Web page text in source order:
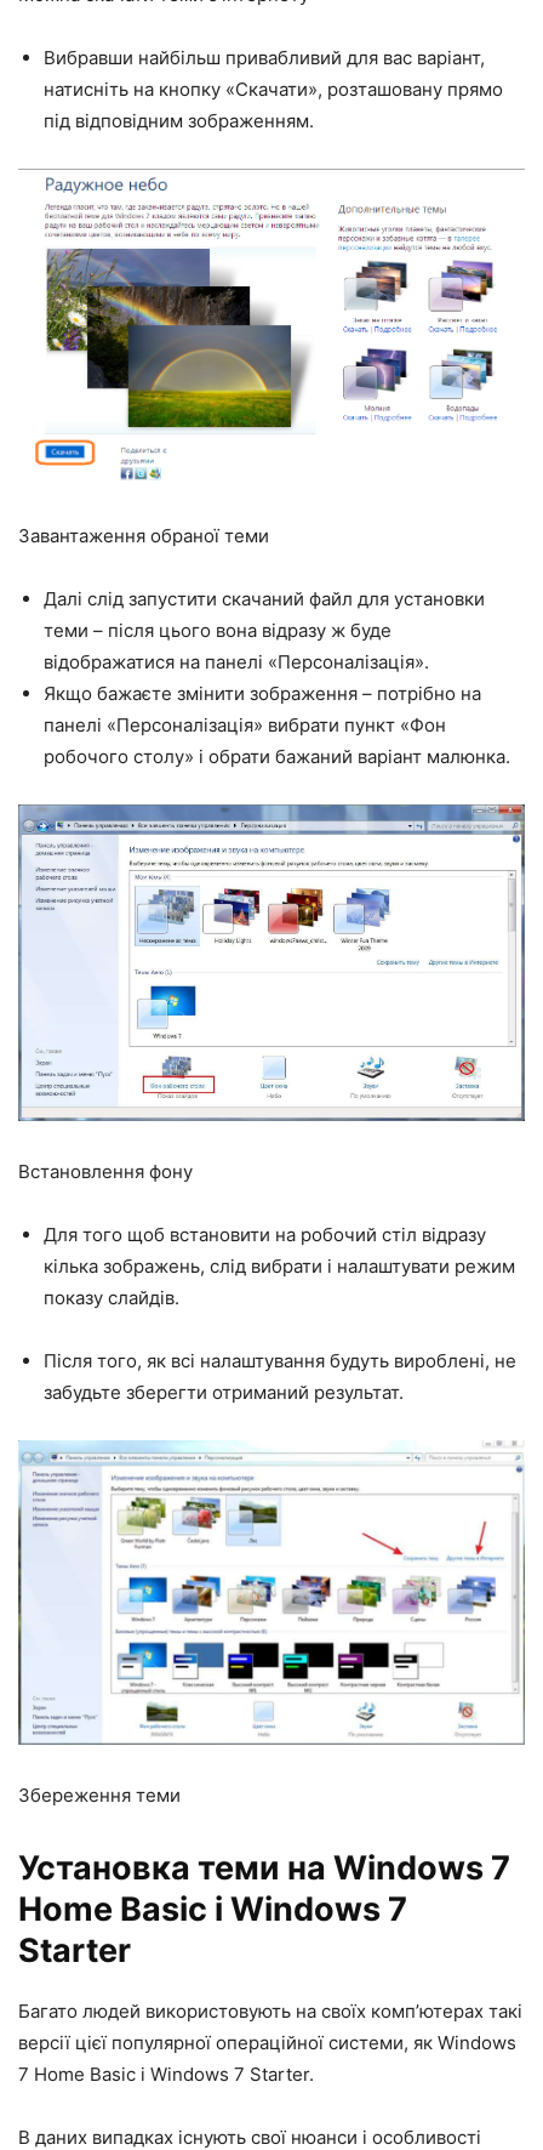
Вибравши найбільш привабливий для вас варіант,
натисніть на кнопку «Скачати», розташовану прямо
під відповідним зображенням.
Завантаження обраної теми
Далі слід запустити скачаний файл для установки
теми – після цього вона відразу ж буде
відображатися на панелі «Персоналізація».
Якщо бажаєте змінити зображення – потрібно на
панелі «Персоналізація» вибрати пункт «Фон
робочого столу» і обрати бажаний варіант малюнка.
Встановлення фону
Для того щоб встановити на робочий стіл відразу
кілька зображень, слід вибрати і налаштувати режим
показу слайдів.
Після того, як всі налаштування будуть вироблені, не
забудьте зберегти отриманий результат.
Збереження теми
Установка теми на Windows 7
Home Basic і Windows 7
Starter
Багато людей використовують на своїх комп’ютерах такі
версії цієї популярної операційної системи, як Windows
7 Home Basic і Windows 7 Starter.
В даних випадках існують свої нюанси і особливості